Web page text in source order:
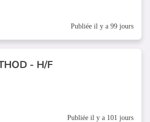
Publiée il y a 99 jours
- H/F
Publiée il y a 101 jours